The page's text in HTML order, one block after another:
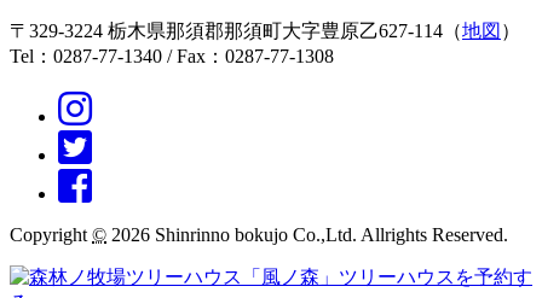
〒329-3224 栃木県那須郡那須町大字豊原乙627-114（地図 ）
Tel：0287-77-1340 / Fax：0287-77-1308
Copyright © 2026 Shinrinno bokujo Co.,Ltd. Allrights Reserved.
ツリーハウスを予約す